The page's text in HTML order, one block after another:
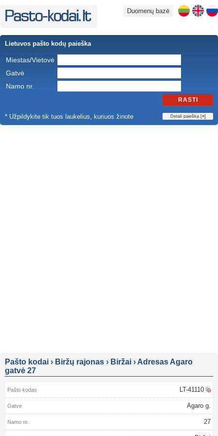
Duomenų bazė
Lietuvos pašto kodų paieška
Miestas/Vietovė
Gatvė
Namo nr.
RASTI
* Užpildykite tik tuos laukelius, kuriuos žinote Detali paieška [+]
Pašto kodai › Biržų rajonas › Biržai › Adresas Agaro
gatvė 27
LT-41110
Agaro g.
27